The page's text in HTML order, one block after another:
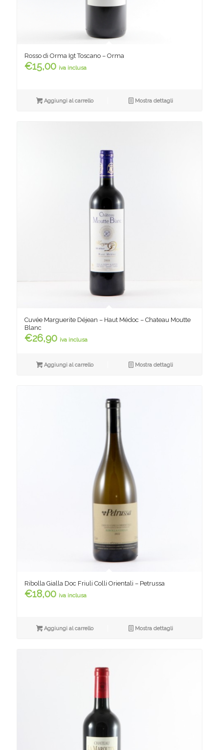
Rosso di Orma Igt Toscano – Orma
€15,00 iva inclusa
Aggiungi al carrello Mostra dettagli
Cuvée Marguerite Déjean – Haut Médoc – Chateau Moutte
Blanc
€26,90 iva inclusa
Aggiungi al carrello Mostra dettagli
Ribolla Gialla Doc Friuli Colli Orientali – Petrussa
€18,00 iva inclusa
Aggiungi al carrello Mostra dettagli